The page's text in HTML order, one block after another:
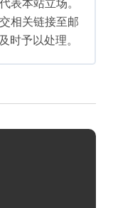
相关链接至邮
时予以处理。